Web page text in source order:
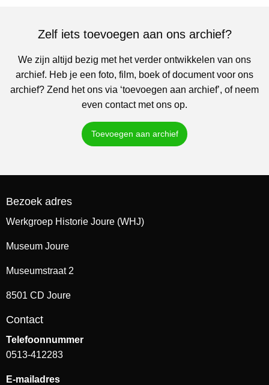
Zelf iets toevoegen aan ons archief?
We zijn altijd bezig met het verder ontwikkelen van ons
archief. Heb je een foto, film, boek of document voor ons
archief? Zend het ons via ‘toevoegen aan archief’, of neem
even contact met ons op.
Toevoegen aan archief
Bezoek adres
Werkgroep Historie Joure (WHJ)
Museum Joure
Museumstraat 2
8501 CD Joure
Contact
Telefoonnummer
0513-412283
E-mailadres